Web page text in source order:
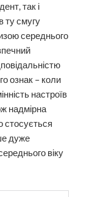
так і
ту смугу
середнього
ознак – коли
настроїв
надмірна
стосується
дуже
віку